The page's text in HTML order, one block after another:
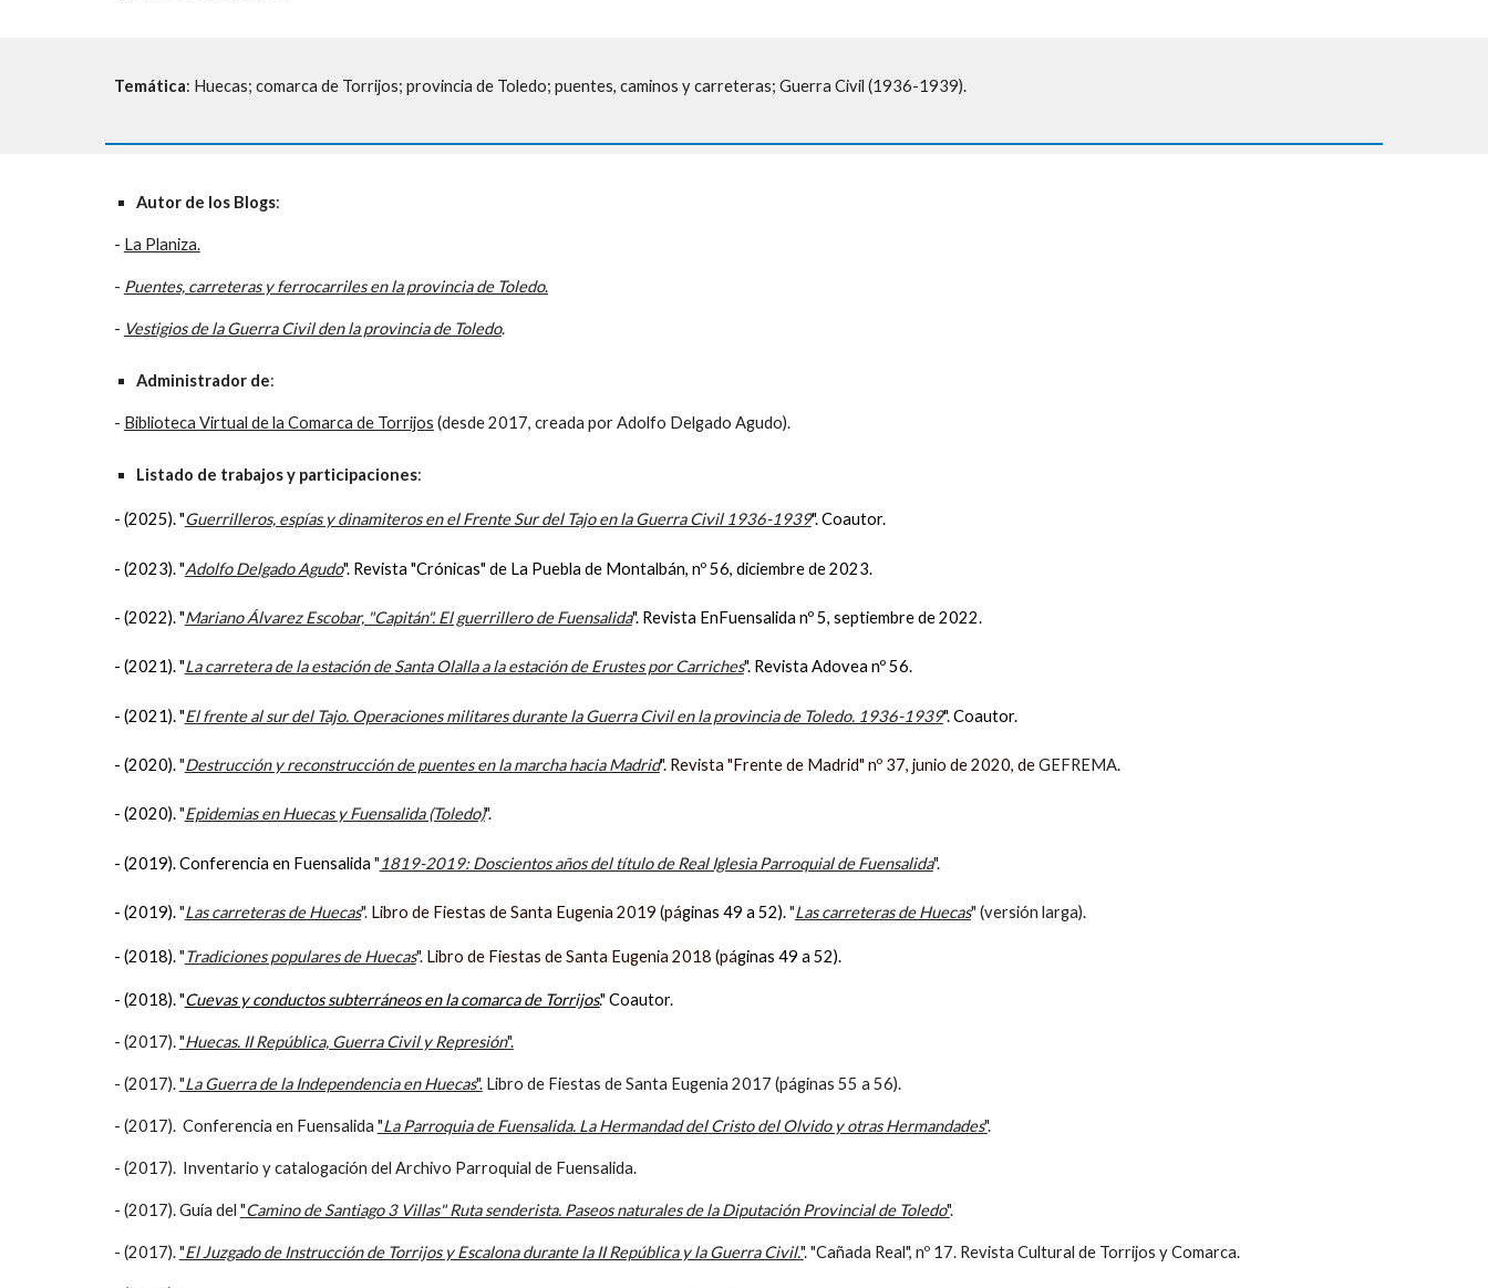
Temática: Huecas; comarca de Torrijos; provincia de Toledo; puentes, caminos y carreteras; Guerra Civil (1936-1939).
Autor de los Blogs:
- La Planiza.
- Puentes, carreteras y ferrocarriles en la provincia de Toledo.
- Vestigios de la Guerra Civil den la provincia de Toledo.
Administrador de:
- Biblioteca Virtual de la Comarca de Torrijos (desde 2017, creada por Adolfo Delgado Agudo).
Listado de trabajos y participaciones:
- (2025). "Guerrilleros, espías y dinamiteros en el Frente Sur del Tajo en la Guerra Civil 1936-1939". Coautor.
- (2023). "Adolfo Delgado Agudo". Revista "Crónicas" de La Puebla de Montalbán, nº 56, diciembre de 2023.
- (2022). "Mariano Álvarez Escobar, "Capitán". El guerrillero de Fuensalida". Revista EnFuensalida nº 5, septiembre de 2022.
- (2021). "La carretera de la estación deSanta Olalla a la estación de Erustes por Carriches". Revista Adovea nº 56.
- (2021)."El frente al sur del Tajo. Operaciones militares durante la Guerra Civil en la provincia de Toledo. 1936-1939". Coautor.
- (2020)."Destrucción y reconstrucción de puentes en la marcha hacia Madrid". Revista "Frente de Madrid" nº 37, junio de 2020, deGEFREMA.
- (2020)."Epidemias en Huecas y Fuensalida (Toledo)".
- (2019). Conferencia en Fuensalida " 1819-2019: Doscientos años del título de Real Iglesia Parroquial de Fuensalida".
- (2019)."Las carreteras de Huecas". Libro de Fiestas de Santa Eugenia 2019 (páginas 49 a 52)."Las carreteras de Huecas" (versión larga).
- (2018)."Tradiciones populares de Huecas". Libro de Fiestas de Santa Eugenia 2018 (páginas 49 a 52).
- (2018). "Cuevas y conductos subterráneos en la comarca de Torrijos." Coautor.
- (2017)."Huecas. II República, Guerra Civil y Represión".
- (2017)."La Guerra de la Independencia en Huecas".Libro de Fiestas de Santa Eugenia 2017 (páginas 55 a 56).
- (2017). Conferencia en Fuensalida "La Parroquia de Fuensalida. La Hermandad del Cristo del Olvido y otras Hermandades".
- (2017). Inventario y catalogación del Archivo Parroquial de Fuensalida.
- (2017). Guía del "Camino de Santiago 3 Villas" Ruta senderista. Paseos naturales de la Diputación Provincial de Toledo".
- (2017)."El Juzgado de Instrucción de Torrijos y Escalona durante la II República y la Guerra Civil.". "Cañada Real", nº 17. Revista Cultural de Torrijos y Comarca.